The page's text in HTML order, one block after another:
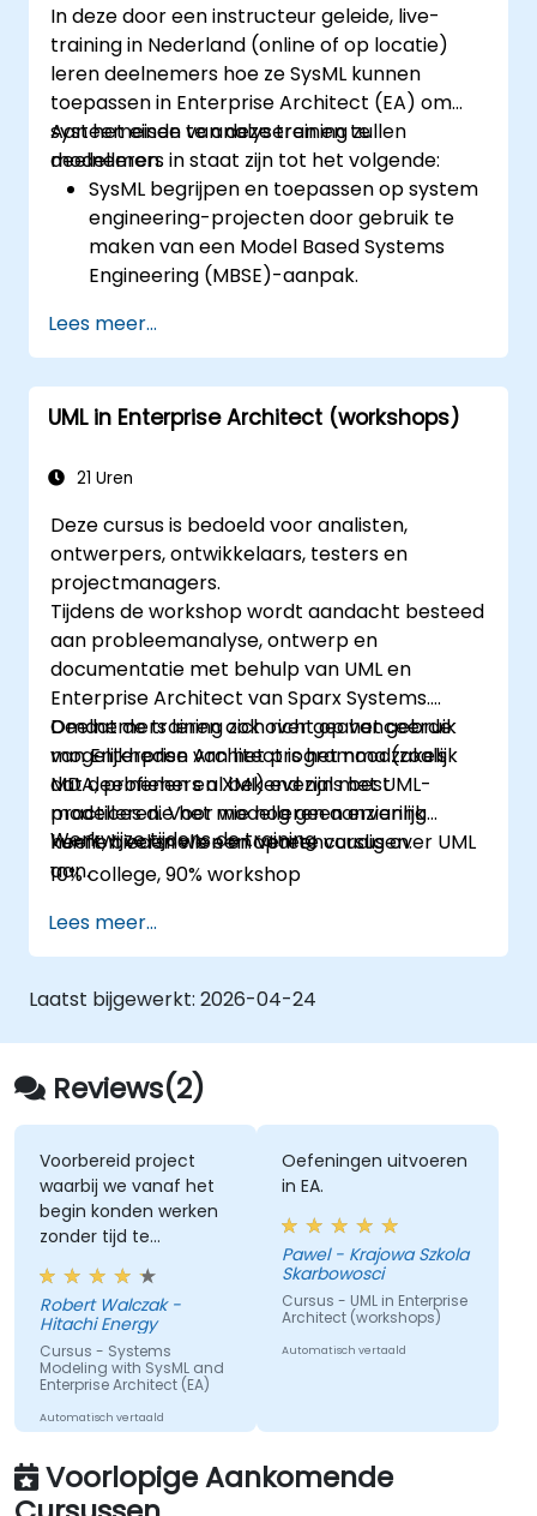
In deze door een instructeur geleide, live-
training in Nederland (online of op locatie)
leren deelnemers hoe ze SysML kunnen
toepassen in Enterprise Architect (EA) om
systeemeisen te analyseren en te
modelleren.
Aan het einde van deze training zullen
deelnemers in staat zijn tot het volgende:
SysML begrijpen en toepassen op system
engineering-projecten door gebruik te
maken van een Model Based Systems
Engineering (MBSE)-aanpak.
use case-modellen.
Het ontwerp en de analyse van
systeemarchitectuur uitvoeren.
Lees meer...
UML in Enterprise Architect (workshops)
21 Uren
Deze cursus is bedoeld voor analisten,
ontwerpers, ontwikkelaars, testers en
projectmanagers.
Tijdens de workshop wordt aandacht besteed
aan probleemanalyse, ontwerp en
documentatie met behulp van UML en
Enterprise Architect van Sparx Systems.
Deelnemers leren ook over geavanceerde
mogelijkheden van het programma (zoals
MDA, profielen en XMI) evenals best
practices die het modelleren aanzienlijk
kunnen versnellen en vereenvoudigen.
Omdat de training zich richt op het gebruik
van Enterprise Architect is het noodzakelijk
dat deelnemers al bekend zijn met UML-
modelleren. Voor wie nog geen ervaring
heeft, bieden we een aparte cursus over UML
aan.
Werkwijze tijdens de training
10% college, 90% workshop
Lees meer...
Laatst bijgewerkt: 2026-04-24
Reviews(2)
Voorbereid project
waarbij we vanaf het
begin konden werken
zonder tijd te
verspillen aan het
instellen van
bestanden die niet
nodig waren voor de
oefeningen.
Bereidheid om alle
vragen van de
deelnemers te
beantwoorden.
Robert Walczak -
Hitachi Energy
Cursus - Systems
Modeling with SysML and
Enterprise Architect (EA)
Automatisch vertaald
Oefeningen uitvoeren
in EA.
Pawel - Krajowa Szkola
Skarbowosci
Cursus - UML in Enterprise
Architect (workshops)
Automatisch vertaald
Voorlopige Aankomende